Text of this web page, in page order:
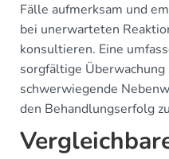
Fälle aufmerksam und
bei unerwarteten
konsultieren. Eine
sorgfältige
schwerwiegende
den Behandlungserfolg